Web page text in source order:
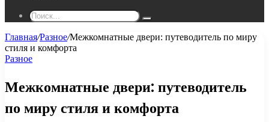
Поиск...
Главная/Разное/Межкомнатные двери: путеводитель по миру
стиля и комфорта
Разное
Межкомнатные двери: путеводитель
по миру стиля и комфорта